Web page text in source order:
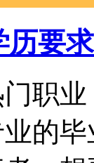
要
职
的